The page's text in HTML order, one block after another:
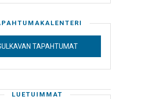
TAPAHTUMAT
LUETUIMMAT